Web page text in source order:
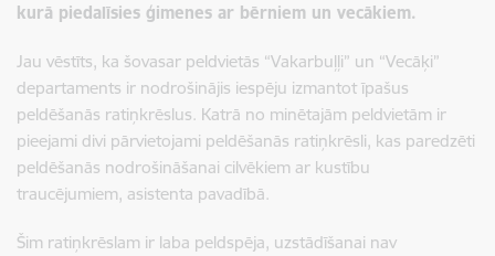
kurā piedalīsies ģimenes ar bērniem un vecākiem.
Jau vēstīts, ka šovasar peldvietās “Vakarbuļļi” un “Vecāķi”
departaments ir nodrošinājis iespēju izmantot īpašus
peldēšanās ratiņkrēslus. Katrā no minētajām peldvietām ir
pieejami divi pārvietojami peldēšanās ratiņkrēsli, kas paredzēti
peldēšanās nodrošināšanai cilvēkiem ar kustību
traucējumiem, asistenta pavadībā.
Šim ratiņkrēslam ir laba peldspēja, uzstādīšanai nav